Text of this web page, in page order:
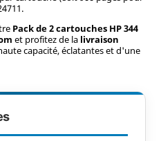
Pack de 2 cartouches HP 344
et profitez de la livraison
capacité, éclatantes et d'une